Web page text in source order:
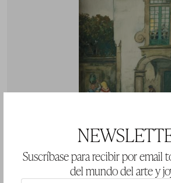
Suscríbase para recibir por email
del mundo del arte y
CARLOS SOBRINO